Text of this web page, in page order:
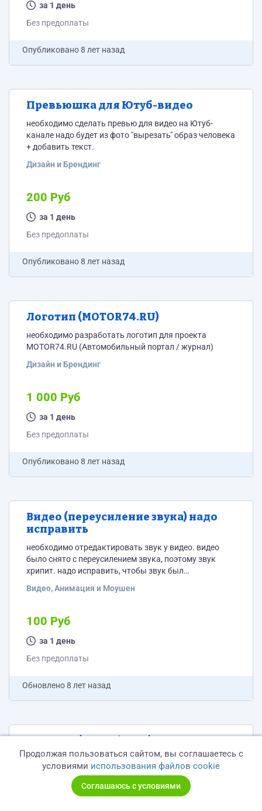
за 1 день
Без предоплаты
Опубликовано8 лет назад
Превьюшка для Ютуб-видео
необходимо сделать превью для видео на Ютуб-
канале надо будет из фото "вырезать" образ человека
+ добавить текст.
Дизайн и Брендинг
200 Руб
за 1 день
Без предоплаты
Опубликовано8 лет назад
Логотип (MOTOR74.RU)
необходимо разработать логотип для проекта
MOTOR74.RU (Автомобильный портал / журнал)
Дизайн и Брендинг
1 000 Руб
за 1 день
Без предоплаты
Опубликовано8 лет назад
Видео (переусиление звука) надо
исправить
необходимо отредактировать звук у видео. видео
было снято с переусилением звука, поэтому звук
хрипит. надо исправить, чтобы звук был
Видео, Анимация и Моушен
100 Руб
за 1 день
Без предоплаты
Обновлено8 лет назад
необходимо разработать логотип для сайта
объявлений. стиль логотипа: написать его название +
ниже разместить слоган. никаких сложных
элементов, бурной дизайнерской фантазии - не надо.
Продолжая пользоваться сайтом, вы соглашаетесь с
условиями использования файлов cookie
Соглашаюсь с условиями